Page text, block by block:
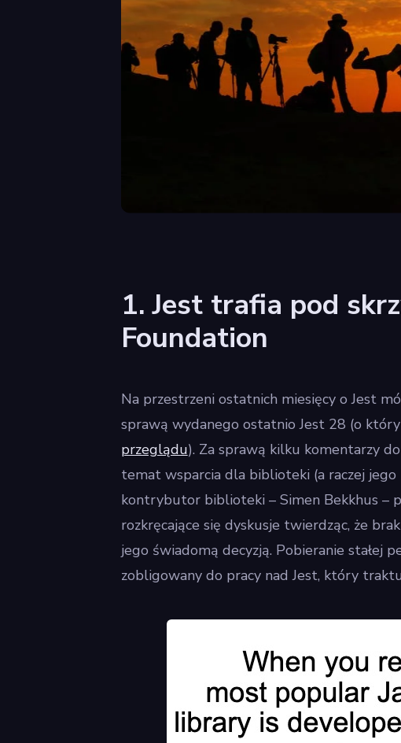
1. Jest trafia pod
Foundation
Na przestrzeni ostatnich miesięcy o Jest
sprawą wydanego ostatnio Jest 28 (o
przeglądu). Za sprawą kilku komentarzy
temat wsparcia dla biblioteki (a raczej
kontrybutor biblioteki – Simen Bekkhus –
rozkręcające się dyskusje twierdząc, że
jego świadomą decyzją. Pobieranie stałej
zobligowany do pracy nad Jest, który